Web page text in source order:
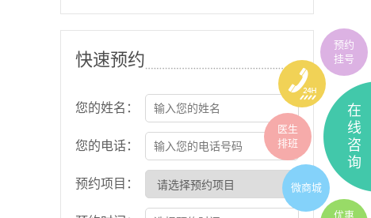
快速预约
您的姓名：
您的电话：
预约项目：
在
线
咨
询
预约
挂号
医生
排班
微商城
优惠